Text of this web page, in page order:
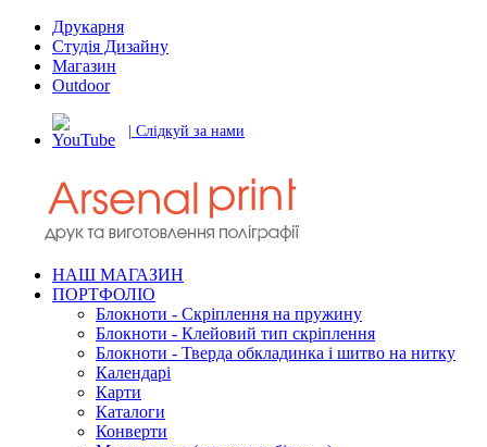
Друкарня
Студія Дизайну
Магазин
Outdoor
| Слідкуй за нами
НАШ МАГАЗИН
ПОРТФОЛІО
Блокноти - Скріплення на пружину
Блокноти - Клейовий тип скріплення
Блокноти - Тверда обкладинка і шитво на нитку
Календарі
Карти
Каталоги
Конверти